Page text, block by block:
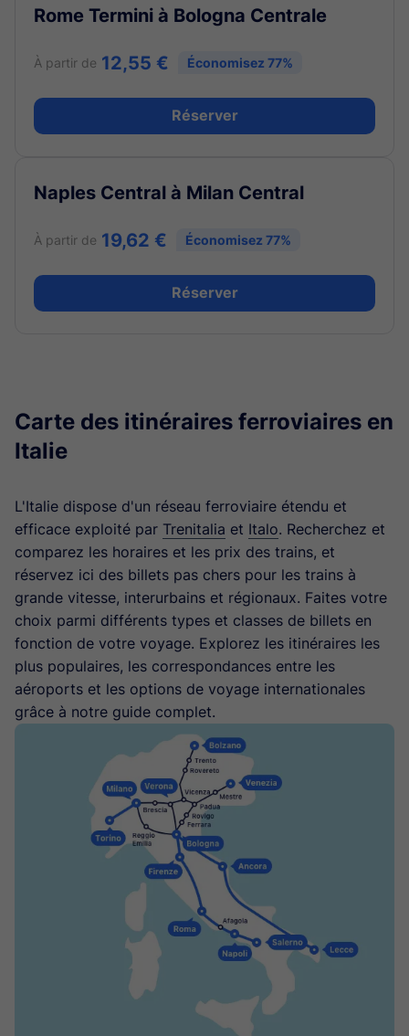
Rome Termini à Bologna Centrale
À partir de 12,55 € Économisez 77%
Réserver
Naples Central à Milan Central
À partir de 19,62 € Économisez 77%
Réserver
Carte des itinéraires ferroviaires en
Italie
L'Italie dispose d'un réseau ferroviaire étendu et
efficace exploité par Trenitalia et Italo. Recherchez et
comparez les horaires et les prix des trains, et
réservez ici des billets pas chers pour les trains à
grande vitesse, interurbains et régionaux. Faites votre
choix parmi différents types et classes de billets en
fonction de votre voyage. Explorez les itinéraires les
plus populaires, les correspondances entre les
aéroports et les options de voyage internationales
grâce à notre guide complet.